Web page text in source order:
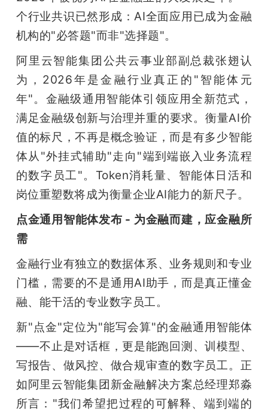
网
开
课
活
动
中
心
GAIR
专
题
爱
个行业共识已然形成：AI全面应用已成为金融
机构的"必答题"而非"选择题"。
阿里云智能集团公共云事业部副总裁张翅认
为，2026年是金融行业真正的"智能体元
年"。金融级通用智能体引领应用全新范式，
满足金融级创新与治理并重的要求。衡量AI价
值的标尺，不再是概念验证，而是有多少智能
体从"外挂式辅助"走向"端到端嵌入业务流程
的数字员工"。Token消耗量、智能体日活和
岗位重塑数将成为衡量企业AI能力的新尺子。
点金通用智能体发布 - 为金融而建，应金融所
需
金融行业有独立的数据体系、业务规则和专业
门槛，需要的不是通用AI助手，而是真正懂金
融、能干活的专业数字员工。
新"点金"定位为"能写会算"的金融通用智能体
——不止是对话框，更是能跑回测、训模型、
写报告、做风控、做合规审查的数字员工。正
如阿里云智能集团新金融解决方案总经理郑淼
所言："我们希望把过程的可解释、端到端的